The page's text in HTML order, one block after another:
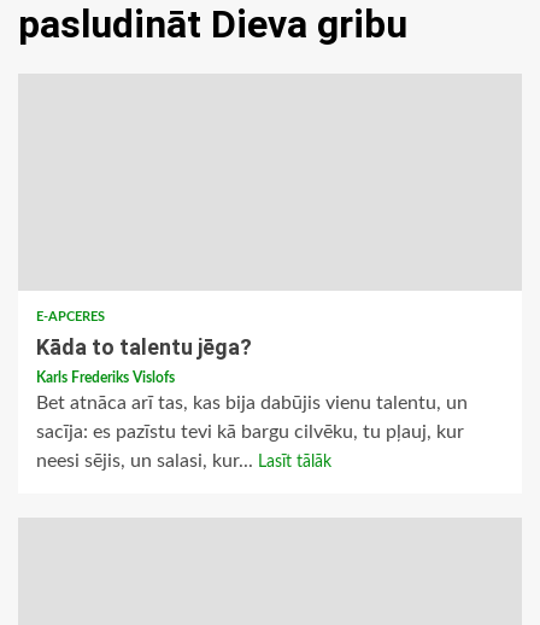
pasludināt Dieva gribu
E-APCERES
Kāda to talentu jēga?
Karls Frederiks Vislofs
Bet atnāca arī tas, kas bija dabūjis vienu talentu, un
sacīja: es pazīstu tevi kā bargu cilvēku, tu pļauj, kur
neesi sējis, un salasi, kur... Lasīt tālāk